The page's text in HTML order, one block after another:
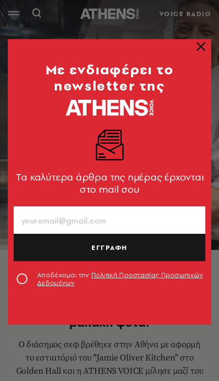
VOICE RADIO
μαλακή φέτα!
Ο διάσημος σεφ βρέθηκε στην Αθήνα με αφορμή
το εστιατόριό του "Jamie Oliver Kitchen" στο
Golden Hall και η ATHENS VOICE μίλησε μαζί του
Mε ενδιαφέρει το
newsletter της
Tα καλύτερα άρθρα της ημέρας έρχονται
στο mail σου
ΕΓΓΡΑΦΗ
Αποδέχομαι την Πολιτική Προστασίας Προσωπικών
Δεδομένων